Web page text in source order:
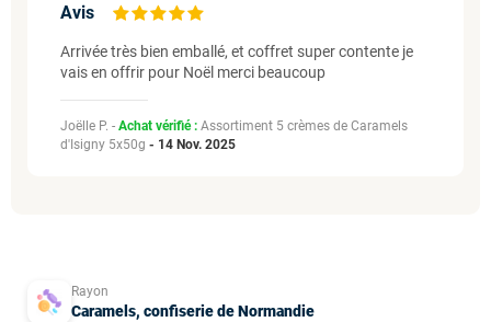
Avis
Arrivée très bien emballé, et coffret super contente je
vais en offrir pour Noël merci beaucoup
Joëlle P. - Achat vérifié : Assortiment 5 crèmes de Caramels
d'Isigny 5x50g - 14 Nov. 2025
Rayon
Caramels, confiserie de Normandie